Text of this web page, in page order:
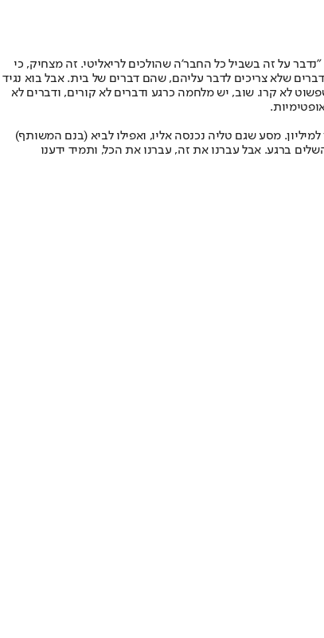
על זה בשביל כל החבר'ה שהולכים לריאליטי. זה מצחיק, כי
שלא צריכים לדבר עליהם, שהם דברים של בית. אבל בוא נגיד
לא קרו. שוב, יש מלחמה כרגע ודברים לא קורים, ודברים לא
מסע שגם טליה נכנסה אליו, ואפילו לביא (בנם המשותף)
ברגע. אבל עברנו את זה, עברנו את הכל, ותמיד ידענו